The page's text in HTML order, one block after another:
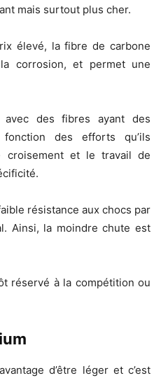
mais surtout plus cher.
élevé, la fibre de carbone
corrosion, et permet une
des fibres ayant des
des efforts qu’ils
croisement et le travail de
résistance aux chocs par
Ainsi, la moindre chute est
réservé à la compétition ou
d’être léger et c’est